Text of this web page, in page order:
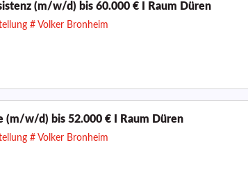
(m/w/d) bis 60.000 € I Raum Düren
# Volker Bronheim
(m/w/d) bis 52.000 € I Raum Düren
# Volker Bronheim